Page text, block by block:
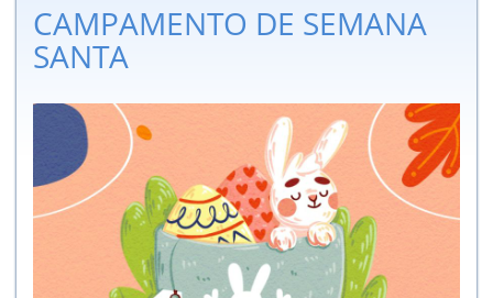
CAMPAMENTO DE SEMANA
SANTA